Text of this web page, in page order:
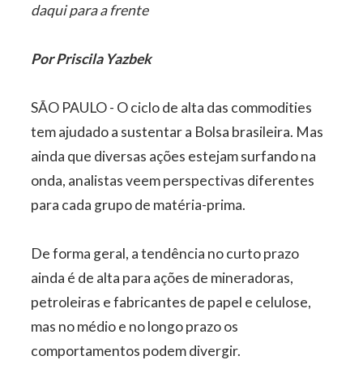
daqui para a frente
Por Priscila Yazbek
SÃO PAULO - O ciclo de alta das commodities
tem ajudado a sustentar a Bolsa brasileira. Mas
ainda que diversas ações estejam surfando na
onda, analistas veem perspectivas diferentes
para cada grupo de matéria-prima.
De forma geral, a tendência no curto prazo
ainda é de alta para ações de mineradoras,
petroleiras e fabricantes de papel e celulose,
mas no médio e no longo prazo os
comportamentos podem divergir.